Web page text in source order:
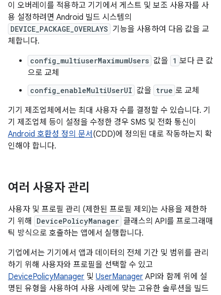
이 오버레이를 적용하고 기기에서 게스트 및 보조 사용자를 사
용 설정하려면 Android 빌드 시스템의
DEVICE_PACKAGE_OVERLAYS 기능을 사용하여 다음 값을 교
체합니다.
config_multiuserMaximumUsers 값을 1 보다 큰 값
으로 교체
config_enableMultiUserUI 값을 true 로 교체
기기 제조업체에서는 최대 사용자 수를 결정할 수 있습니다. 기
기 제조업체 등이 설정을 수정한 경우 SMS 및 전화 통신이
Android 호환성 정의 문서 (CDD)에 정의된 대로 작동하는지 확
인해야 합니다.
여러 사용자 관리
사용자 및 프로필 관리 (제한된 프로필 제외)는 사용을 제한하
기 위해
DevicePolicyManager 클래스의 API를 프로그래매
틱 방식으로 호출하는 앱에서 실행합니다.
기업에서는 기기에서 앱과 데이터의 전체 기간 및 범위를 관리
하기 위해 사용자와 프로필을 선택할 수 있고
DevicePolicyManager 및 UserManager API와 함께 위에 설
명된 유형을 사용하여 사용 사례에 맞는 고유한 솔루션을 빌드